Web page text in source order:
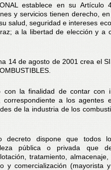
establece en su Artículo
y servicios tienen derecho,
salud, seguridad e intereses
a la libertad de elección y a
14 de agosto de 2001 crea el
la finalidad de contar con
a los agentes
de la industria de los
dispone que todos
pública o privada que
tratamiento, almacenaje,
y comercialización (mayorista